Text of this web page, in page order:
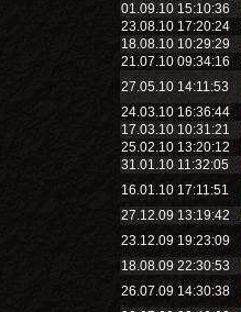
01.09.10 15:10:36
23.08.10 17:20:24
18.08.10 10:29:29
21.07.10 09:34:16
27.05.10 14:11:53
24.03.10 16:36:44
17.03.10 10:31:21
25.02.10 13:20:12
31.01.10 11:32:05
16.01.10 17:11:51
27.12.09 13:19:42
23.12.09 19:23:09
18.08.09 22:30:53
26.07.09 14:30:38